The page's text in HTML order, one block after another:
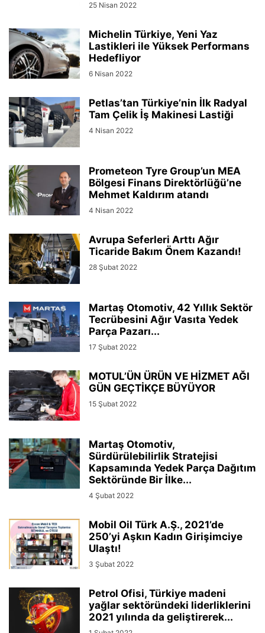
25 Nisan 2022
Michelin Türkiye, Yeni Yaz
Lastikleri ile Yüksek Performans
Hedefliyor
6 Nisan 2022
Petlas’tan Türkiye’nin İlk Radyal
Tam Çelik İş Makinesi Lastiği
4 Nisan 2022
Prometeon Tyre Group’un MEA
Bölgesi Finans Direktörlüğü’ne
Mehmet Kaldırım atandı
4 Nisan 2022
Avrupa Seferleri Arttı Ağır
Ticaride Bakım Önem Kazandı!
28 Şubat 2022
Martaş Otomotiv, 42 Yıllık Sektör
Tecrübesini Ağır Vasıta Yedek
Parça Pazarı...
17 Şubat 2022
MOTUL’ÜN ÜRÜN VE HİZMET AĞI
GÜN GEÇTİKÇE BÜYÜYOR
15 Şubat 2022
Martaş Otomotiv,
Sürdürülebilirlik Stratejisi
Kapsamında Yedek Parça Dağıtım
Sektöründe Bir İlke...
4 Şubat 2022
Mobil Oil Türk A.Ş., 2021’de
250’yi Aşkın Kadın Girişimciye
Ulaştı!
3 Şubat 2022
Petrol Ofisi, Türkiye madeni
yağlar sektöründeki liderliklerini
2021 yılında da geliştirerek...